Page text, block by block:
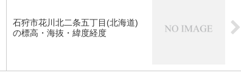
石狩市花川北二条五丁目(北海道)
の標高・海抜・緯度経度